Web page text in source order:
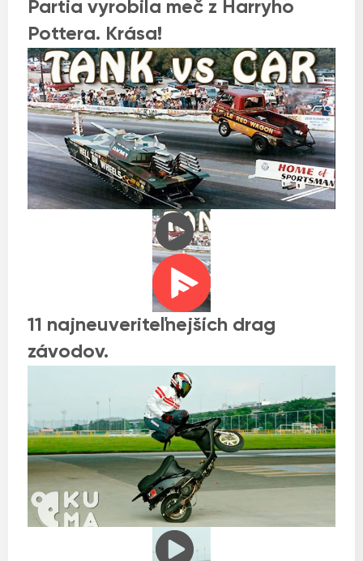
Partia vyrobila meč z Harryho
Pottera. Krása!
11 najneuveriteľnejších drag
závodov.